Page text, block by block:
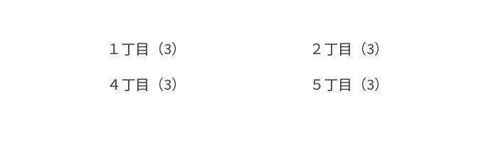
１丁目（3） ２丁目（3）
４丁目（3）
５丁目（3）